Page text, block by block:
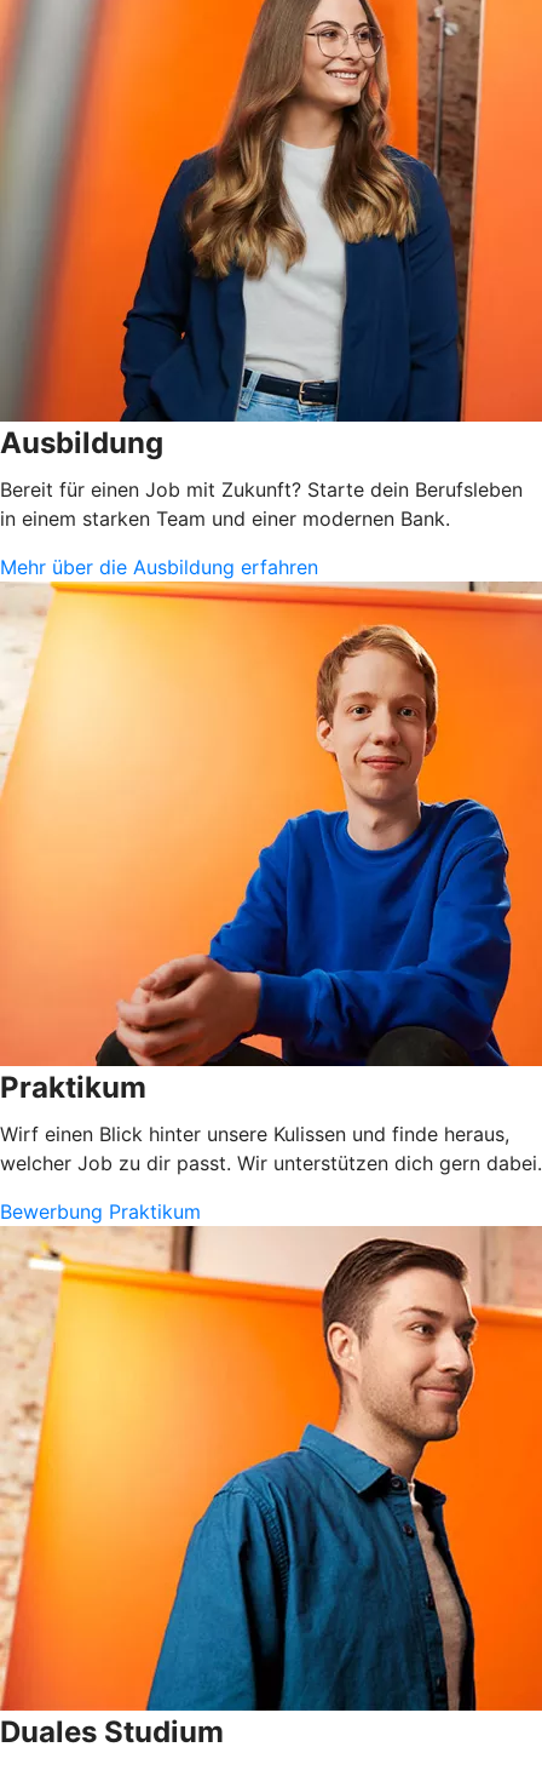
Ausbildung
Bereit für einen Job mit Zukunft? Starte dein Berufsleben
in einem starken Team und einer modernen Bank.
Mehr über die Ausbildung erfahren
Praktikum
Wirf einen Blick hinter unsere Kulissen und finde heraus,
welcher Job zu dir passt. Wir unterstützen dich gern dabei.
Bewerbung Praktikum
Duales Studium